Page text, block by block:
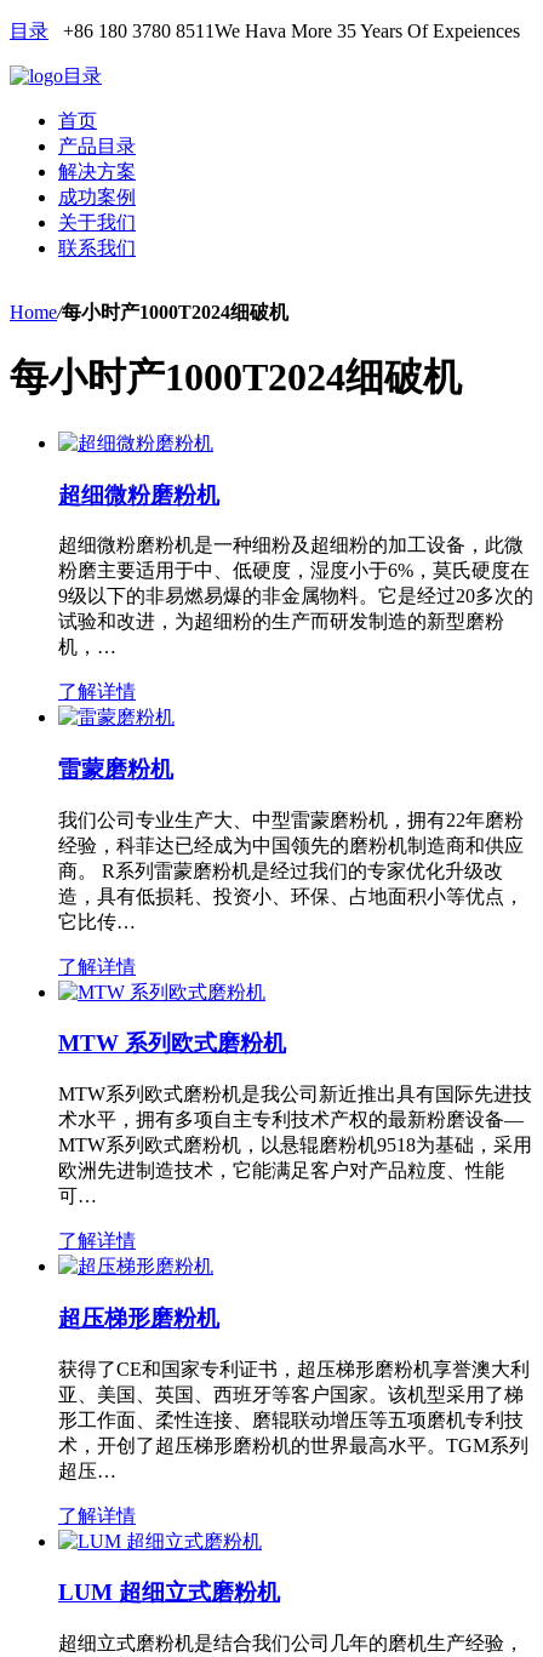
目录 +86 180 3780 8511We Hava More 35 Years Of Expeiences
目录
首页
产品目录
解决方案
成功案例
关于我们
联系我们
Home/每小时产1000T2024细破机
每小时产1000T2024细破机
超细微粉磨粉机
超细微粉磨粉机是一种细粉及超细粉的加工设备，此微
粉磨主要适用于中、低硬度，湿度小于6%，莫氏硬度在
9级以下的非易燃易爆的非金属物料。它是经过20多次的
试验和改进，为超细粉的生产而研发制造的新型磨粉
机，…
了解详情
雷蒙磨粉机
我们公司专业生产大、中型雷蒙磨粉机，拥有22年磨粉
经验，科菲达已经成为中国领先的磨粉机制造商和供应
商。 R系列雷蒙磨粉机是经过我们的专家优化升级改
造，具有低损耗、投资小、环保、占地面积小等优点，
它比传…
了解详情
MTW 系列欧式磨粉机
MTW系列欧式磨粉机是我公司新近推出具有国际先进技
术水平，拥有多项自主专利技术产权的最新粉磨设备—
MTW系列欧式磨粉机，以悬辊磨粉机9518为基础，采用
欧洲先进制造技术，它能满足客户对产品粒度、性能
可…
了解详情
超压梯形磨粉机
获得了CE和国家专利证书，超压梯形磨粉机享誉澳大利
亚、美国、英国、西班牙等客户国家。该机型采用了梯
形工作面、柔性连接、磨辊联动增压等五项磨机专利技
术，开创了超压梯形磨粉机的世界最高水平。TGM系列
超压…
了解详情
LUM 超细立式磨粉机
超细立式磨粉机是结合我们公司几年的磨机生产经验，